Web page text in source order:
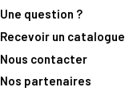
Une question ?
Recevoir un catalogue
Nous contacter
Nos partenaires